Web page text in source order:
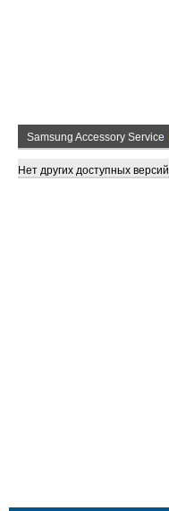
Samsung Accessory Service
Нет других доступных версий